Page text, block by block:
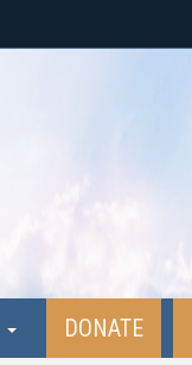
DONATE